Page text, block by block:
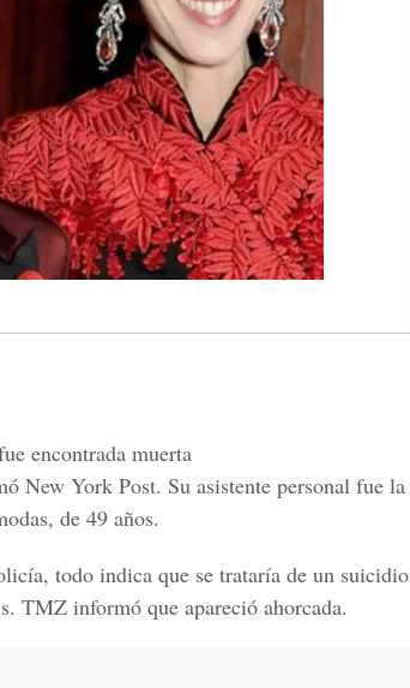
encontrada muerta
New York Post. Su asistente personal fue la
de 49 años.
todo indica que se trataría de un suicidio
TMZ informó que apareció ahorcada.